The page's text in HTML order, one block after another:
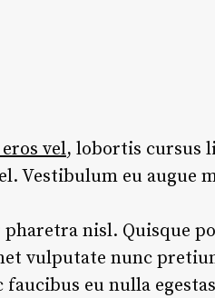
vel, lobortis cursus
Vestibulum eu augue
nisl. Quisque
vulputate nunc
faucibus eu nulla